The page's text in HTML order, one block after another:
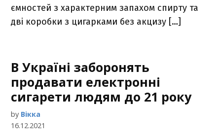
ємностей з характерним запахом спирту та
дві коробки з цигарками без акцизу […]
В Україні заборонять
продавати електронні
сигарети людям до 21 року
by Вікка
16.12.2021